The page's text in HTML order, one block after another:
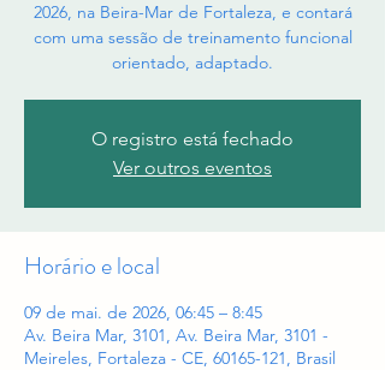
2026, na Beira-Mar de Fortaleza, e contará
com uma sessão de treinamento funcional
orientado, adaptado.
O registro está fechado
Ver outros eventos
Horário e local
09 de mai. de 2026, 06:45 – 8:45
Av. Beira Mar, 3101, Av. Beira Mar, 3101 -
Meireles, Fortaleza - CE, 60165-121, Brasil